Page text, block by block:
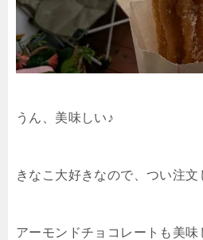
うん、美味しい♪
きなこ大好きなので、つい注
アーモンドチョコレートも美味